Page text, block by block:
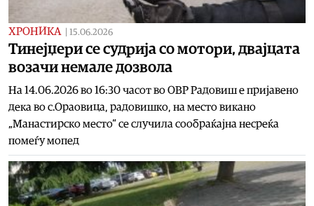
ХРОНИКА 15.06.2026
Тинејџери се судрија со мотори, двајцата
возачи немале дозвола
На 14.06.2026 во 16:30 часот во ОВР Радовиш е пријавено
дека во с.Ораовица, радовишко, на место викано
„Манастирско место“ се случила сообраќајна несреќа
помеѓу мопед